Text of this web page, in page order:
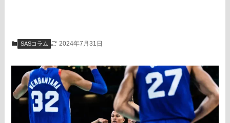
SASコラム 2024年7月31日